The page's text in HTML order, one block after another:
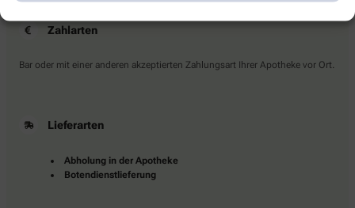
Zahlarten
Bar oder mit einer anderen akzeptierten Zahlungsart Ihrer Apotheke vor Ort.
Lieferarten
Abholung in der Apotheke
Botendienstlieferung